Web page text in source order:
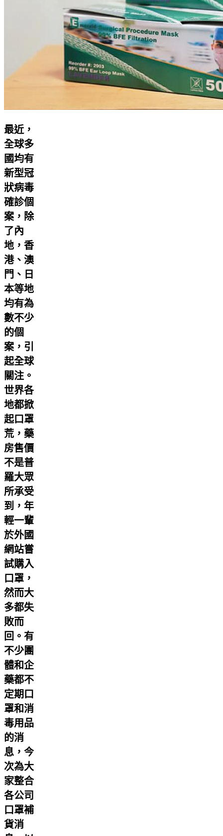
最近，
全球多
國均有
新型冠
狀病毒
確診個
案，除
了內
地，香
港、澳
門、日
本等地
均有為
數不少
的個
案，引
起全球
關注。
世界各
地都掀
起口罩
荒，藥
房售價
不是普
羅大眾
所承受
到，年
輕一輩
於外國
網站嘗
試購入
口罩，
然而大
多都失
敗而
回。有
不少團
體和企
藥都不
定期口
罩和消
毒用品
的消
息，今
次為大
家整合
各公司
口罩補
貨消